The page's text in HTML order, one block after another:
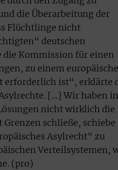
die Überarbeitung der
Flüchtlinge nicht
deutschen
die Kommission für einen
zu einem
erforderlich ist“, erklärte
[…] Wir haben in
nicht wirklich die
schließe, schiebe
Asylrecht“ zu
Verteilsystemen,
(pro)